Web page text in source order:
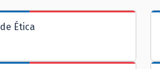
de Ética